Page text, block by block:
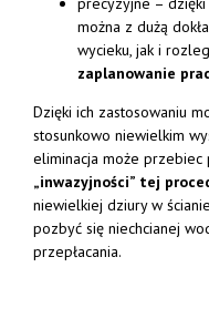
można z dużą
wycieku, jak i
zaplanowanie
Dzięki ich zastosowaniu
stosunkowo niewielkim
eliminacja może przebiec
„inwazyjności” tej
niewielkiej dziury w
pozbyć się niechcianej
przepłacania.